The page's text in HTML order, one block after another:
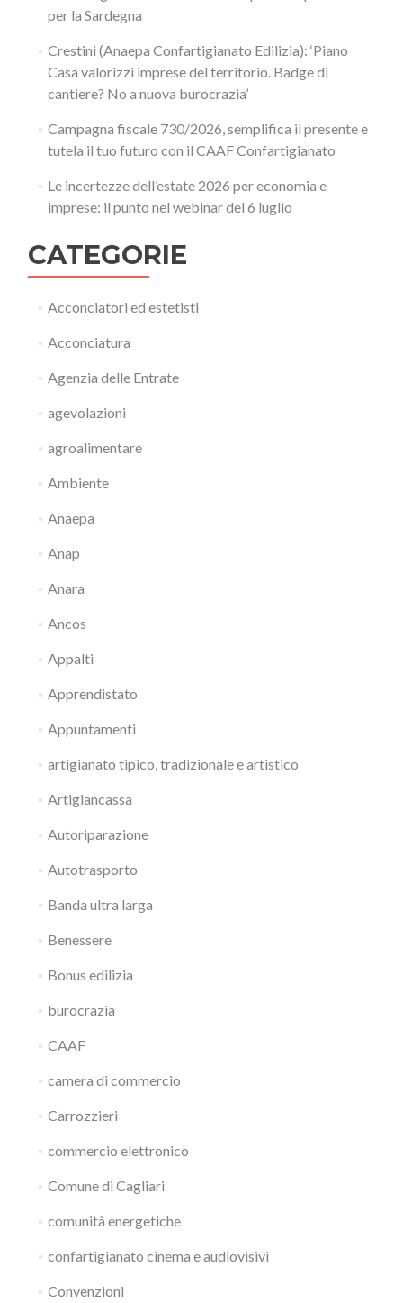
per la Sardegna
Crestini (Anaepa Confartigianato Edilizia): ‘Piano
Casa valorizzi imprese del territorio. Badge di
cantiere? No a nuova burocrazia’
Campagna fiscale 730/2026, semplifica il presente e
tutela il tuo futuro con il CAAF Confartigianato
Le incertezze dell’estate 2026 per economia e
imprese: il punto nel webinar del 6 luglio
CATEGORIE
Acconciatori ed estetisti
Acconciatura
Agenzia delle Entrate
agevolazioni
agroalimentare
Ambiente
Anaepa
Anap
Anara
Ancos
Appalti
Apprendistato
Appuntamenti
artigianato tipico, tradizionale e artistico
Artigiancassa
Autoriparazione
Autotrasporto
Banda ultra larga
Benessere
Bonus edilizia
burocrazia
CAAF
camera di commercio
Carrozzieri
commercio elettronico
Comune di Cagliari
comunità energetiche
confartigianato cinema e audiovisivi
Convenzioni